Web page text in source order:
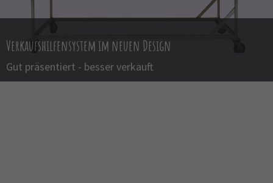
Verkaufshilfensystem im neuen Design
Gut präsentiert - besser verkauft